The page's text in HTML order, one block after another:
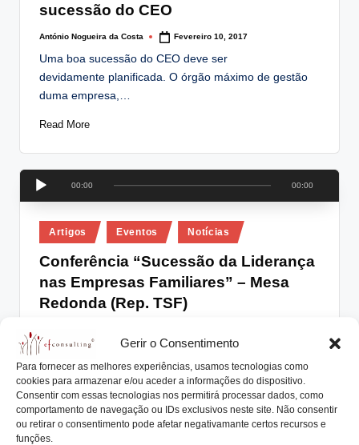
Gerir o Consentimento
Para fornecer as melhores experiências, usamos tecnologias como
cookies para armazenar e/ou aceder a informações do dispositivo.
Consentir com essas tecnologias nos permitirá processar dados, como
comportamento de navegação ou IDs exclusivos neste site. Não consentir
ou retirar o consentimento pode afetar negativamante certos recursos e
funções.
sucessão do CEO
Posted
António Nogueira da Costa Fevereiro 10, 2017
Uma boa sucessão do CEO deve ser
devidamente planificada. O órgão máximo de gestão
duma empresa,…
Read More
r
d
e
á
d
00:00 00:00
Posted
in
Artigos Eventos Notícias
Conferência “Sucessão da Liderança
nas Empresas Familiares” – Mesa
Redonda (Rep. TSF)
by
Reportagem dos empresários intervenientes na mesa
redonda da Conferência "Sucessão da Liderança nas
Empresas Familiares": Filipe…
Read More